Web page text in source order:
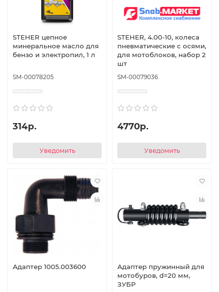
STEHER цепное
минеральное масло для
бензо и электропил, 1 л
SM-00078205
314р.
Уведомить
STEHER, 4.00-10, колеса
пневматические с осями,
для мотоблоков, набор 2
шт
SM-00079036
4770р.
Уведомить
Адаптер 1005.003600
Адаптер пружинный для
мотобуров, d=20 мм,
ЗУБР